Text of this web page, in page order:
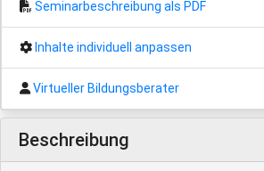
Seminarbeschreibung als PDF
Inhalte individuell anpassen
Virtueller Bildungsberater
Beschreibung